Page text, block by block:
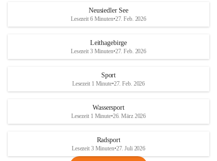
S
und den daraus folgenden wirtschaftlichen
Maßnahmen zur Bekämpfung
Rebe und der Amerikanischen
Anhang VBl. EU Nr. 18
1 Seite•1,4 MB
VBl. EU Nr. 18_2026
r
S
Neusiedler See
Lesezeit 6 Minuten•27. Feb. 2026
Leithagebirge
Lesezeit 3 Minuten•27. Feb. 2026
Sport
Lesezeit 1 Minute•27. Feb. 2026
Wassersport
Lesezeit 1 Minute•26. März 2026
Radsport
Lesezeit 3 Minuten•27. Juli 2026